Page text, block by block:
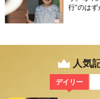
行”のは
人気
デイリー